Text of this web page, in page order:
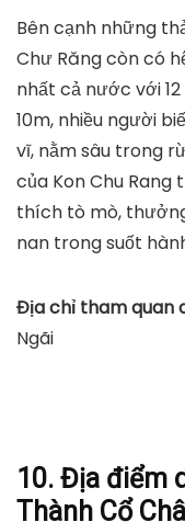
Bên cạnh những
Chư Răng còn có
nhất cả nước với
10m, nhiều người
vĩ, nằm sâu trong
của Kon Chu
thích tò mò,
nan trong suốt
Địa chỉ tham quan
Ngãi
10. Địa điểm
Thành Cổ